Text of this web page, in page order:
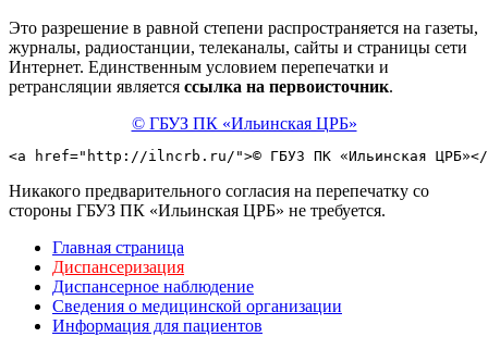
Это разрешение в равной степени распространяется на газеты,
журналы, радиостанции, телеканалы, сайты и страницы сети
Интернет. Единственным условием перепечатки и
ретрансляции является ссылка на первоисточник.
© ГБУЗ ПК «Ильинская ЦРБ»
<a href="http://ilncrb.ru/">© ГБУЗ ПК «Ильинская ЦРБ»</
Никакого предварительного согласия на перепечатку со
стороны ГБУЗ ПК «Ильинская ЦРБ» не требуется.
Главная страница
Диспансеризация
Диспансерное наблюдение
Сведения о медицинской организации
Информация для пациентов